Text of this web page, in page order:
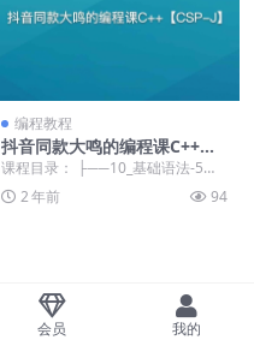
编程教程
抖音同款大鸣的编程课C++【C
SP-J】
课程目录： ├──10_基础语法-5、C
++的分支与选择（2）_1080p.mp...
2 年前 94
会员 我的